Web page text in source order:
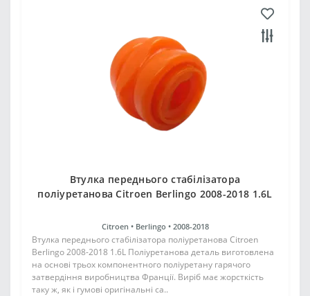
Втулка переднього стабілізатора
поліуретанова Citroen Berlingo 2008-2018 1.6L
Citroen • Berlingo • 2008-2018
Втулка переднього стабілізатора поліуретанова Citroen
Berlingo 2008-2018 1.6L Поліуретанова деталь виготовлена
на основі трьох компонентного поліуретану гарячого
затвердіння виробництва Франції. Виріб має жорсткість
таку ж, як і гумові оригінальні са..